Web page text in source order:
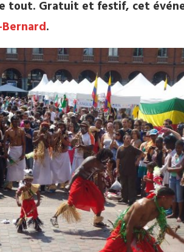
tout. Gratuit et festif, cet
.